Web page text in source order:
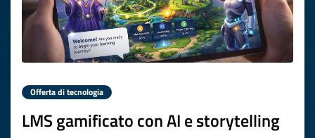
Offerta di tecnologia
LMS gamificato con AI e storytelling